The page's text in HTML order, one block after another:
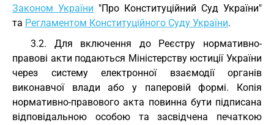
Законом України "Про Конституційний Суд України"
та Регламентом Конституційного Суду України.
3.2. Для включення до Реєстру нормативно-
правові акти подаються Міністерству юстиції України
через систему електронної взаємодії органів
виконавчої влади або у паперовій формі. Копія
нормативно-правового акта повинна бути підписана
відповідальною особою та засвідчена печаткою